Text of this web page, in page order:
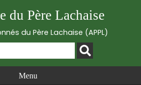
du Père Lachaise
du Père Lachaise (APPL)
Menu